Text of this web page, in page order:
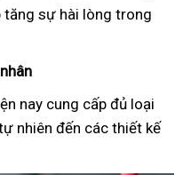
tăng sự hài lòng trong
nay cung cấp đủ loại
nhiên đến các thiết kế